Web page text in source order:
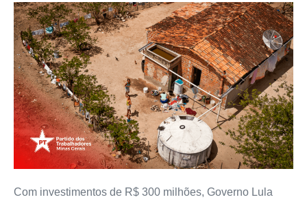
Com investimentos de R$ 300 milhões, Governo Lula